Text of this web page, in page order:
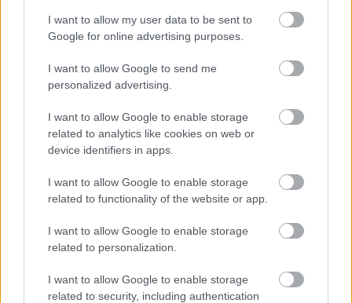
I want to allow my user data to be sent to
Google for online advertising purposes.
I want to allow Google to send me
personalized advertising.
I want to allow Google to enable storage
related to analytics like cookies on web or
device identifiers in apps.
I want to allow Google to enable storage
related to functionality of the website or app.
I want to allow Google to enable storage
related to personalization.
I want to allow Google to enable storage
related to security, including authentication
AZ ÉV EGYIK LEGJOBBAN VÁRT FILMJE TAROLT A
CINEFESTEN
ONE MORE LIKE: A MAGYAR SPORTDRÁMA, AMI
MEGHÓDÍTOTTA LAS VEGAST IS